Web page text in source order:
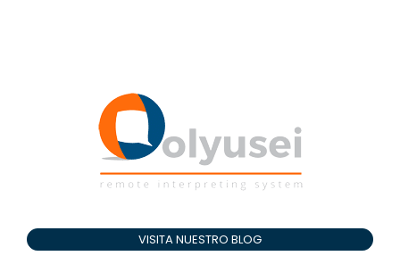
VISITA NUESTRO BLOG